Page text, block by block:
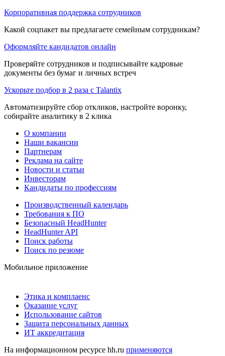
Корпоративная поддержка сотрудников
Какой соцпакет вы предлагаете семейным сотрудникам?
Оформляйте кандидатов онлайн
Проверяйте сотрудников и подписывайте кадровые
документы без бумаг и личных встреч
Ускорьте подбор в 2 раза с Talantix
Автоматизируйте сбор откликов, настройте воронку,
собирайте аналитику в 2 клика
О компании
Наши вакансии
Партнерам
Реклама на сайте
Новости и статьи
Инвесторам
Кандидаты по профессиям
Производственный календарь
Требования к ПО
Безопасный HeadHunter
HeadHunter API
Поиск работы
Поиск по резюме
Мобильное приложение
Этика и комплаенс
Оказание услуг
Использование сайтов
Защита персональных данных
ИТ аккредитация
На информационном ресурсе hh.ru применяются